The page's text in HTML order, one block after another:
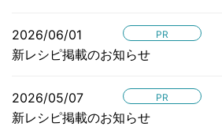
2026/06/01 PR
新レシピ掲載のお知らせ
2026/05/07 PR
新レシピ掲載のお知らせ